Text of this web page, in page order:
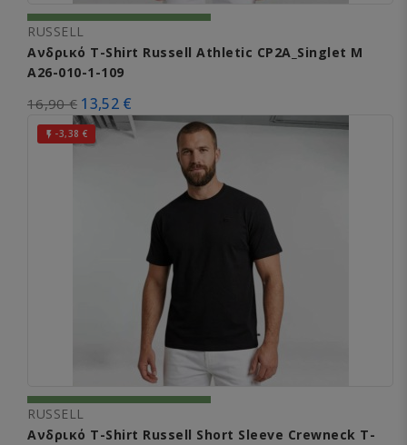
RUSSELL
Ανδρικό T-Shirt Russell Athletic CP2A_Singlet M
A26-010-1-109
16,90 € 13,52 €
 -3,38 €
RUSSELL
Ανδρικό T-Shirt Russell Short Sleeve Crewneck T-